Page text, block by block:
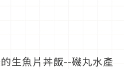
生魚片丼飯--磯丸水產